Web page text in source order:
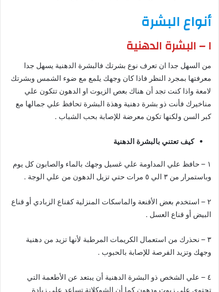
أنواع البشرة
١ – البشرة الدهنية
من السهل جدا ان تعرف نوع بشرتك فالبشرة الدهنية يسهل جدا
معرفتها بمجرد النظر فاذا كان وجهك يلمع مع ضوء الشمس وبشرتك
لامعة واذا كنت تجد أن هناك بعص الزيوت او الدهون تتكون علي
مناخيرك فأنت ذو بشرة دهنية وهذة البشرة تحافظ علي جمالها مع
كبر السن ولكنها تكون معرضة للإصابة بحب الشباب .
كيف تعتني بالبشرة الدهنية
١ – حافظ علي المداومة علي غسيل وجهك بالماء والصابون كل يوم
وباستمرار من ٣ الي ٥ مرات حتي تزيل الدهون من علي الوجة .
٢ – استخدم بعض الأقنعة والماسكات المنزلية كقناع الزبادي أو قناع
البيض أو قناع العسل .
٣ – نحذرك من استعمال الكريمات المرطبة لأنها تزيد من دهنية
وجهك وتزيد الفرصة للإصابة بالحبوب .
٤ – علي الشخص ذو البشرة الدهنية أن يبتعد عن الأطعمة التي
تحتوي علي زيوت ودهون كما أن الشوكلاتة تساعد علي زيادة